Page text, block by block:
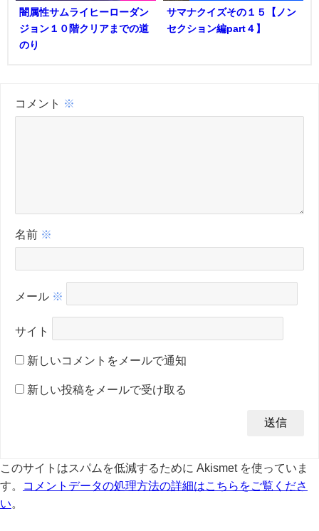
闇属性サムライヒーローダン
ジョン１０階クリアまでの道
のり
サマナクイズその１５【ノン
セクション編part４】
コメント ※
名前 ※
メール ※
サイト
新しいコメントをメールで通知
新しい投稿をメールで受け取る
このサイトはスパムを低減するために Akismet を使っていま
す。
コメントデータの処理方法の詳細はこちらをご覧くださ
い